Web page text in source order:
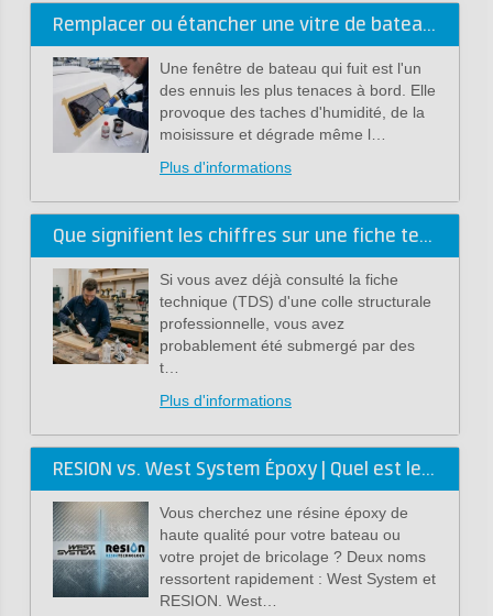
Remplacer ou étancher une vitre de bateau : Le guide complet (Sika)
Une fenêtre de bateau qui fuit est l'un
des ennuis les plus tenaces à bord. Elle
provoque des taches d'humidité, de la
moisissure et dégrade même l…
Plus d'informations
Que signifient les chiffres sur une fiche technique de colle ?
Si vous avez déjà consulté la fiche
technique (TDS) d'une colle structurale
professionnelle, vous avez
probablement été submergé par des
t…
Plus d'informations
RESION vs. West System Époxy | Quel est le meilleur choix ?
Vous cherchez une résine époxy de
haute qualité pour votre bateau ou
votre projet de bricolage ? Deux noms
ressortent rapidement : West System et
RESION. West…